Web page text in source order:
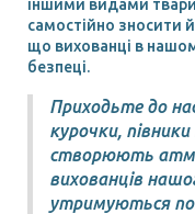
іншими видами
самостійно зносити
що вихованці в
безпеці.
Приходьте до
курочки,
створюють
вихованців
утримуються